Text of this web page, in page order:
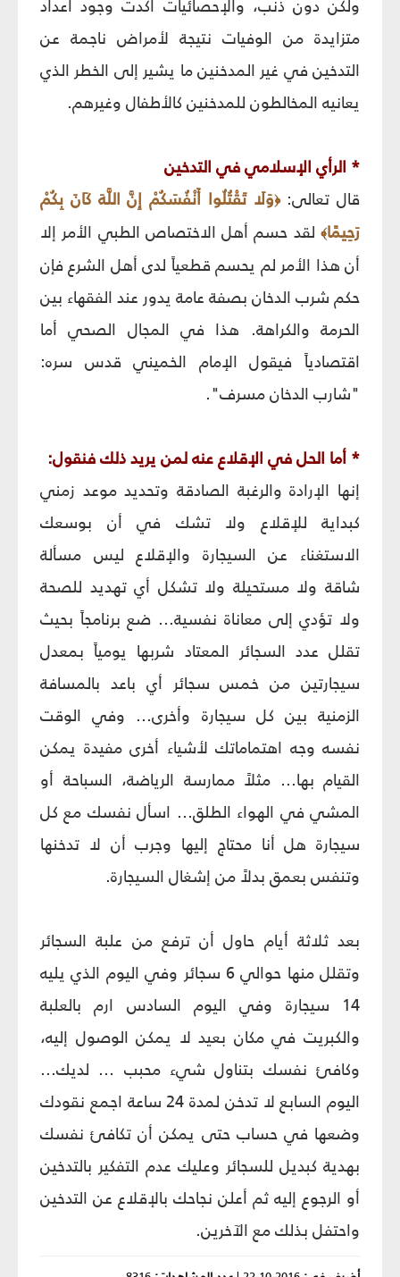
ولكن دون ذنب، والإحصائيات أكدت وجود أعداد
متزايدة من الوفيات نتيجة لأمراض ناجمة عن
التدخين في غير المدخنين ما يشير إلى الخطر الذي
يعانيه المخالطون للمدخنين كالأطفال وغيرهم.
* الرأي الإسلامي في التدخين
قال تعالى:﴿وَلَا تَقْتُلُوا أَنْفُسَكُمْ إِنَّ اللَّهَ كَانَ بِكُمْ
رَحِيمًا﴾ لقد حسم أهل الاختصاص الطبي الأمر إلا
أن هذا الأمر لم يحسم قطعياً لدى أهل الشرع فإن
حكم شرب الدخان بصفة عامة يدور عند الفقهاء بين
الحرمة والكراهة. هذا في المجال الصحي أما
اقتصادياً فيقول الإمام الخميني قدس سره:
"شارب الدخان مسرف".
* أما الحل في الإقلاع عنه لمن يريد ذلك فنقول:
إنها الإرادة والرغبة الصادقة وتحديد موعد زمني
كبداية للإقلاع ولا تشك في أن بوسعك
الاستغناء عن السيجارة والإقلاع ليس مسألة
شاقة ولا مستحيلة ولا تشكل أي تهديد للصحة
ولا تؤدي إلى معاناة نفسية... ضع برنامجاً بحيث
تقلل عدد السجائر المعتاد شربها يومياً بمعدل
سيجارتين من خمس سجائر أي باعد بالمسافة
الزمنية بين كل سيجارة وأخرى... وفي الوقت
نفسه وجه اهتماماتك لأشياء أخرى مفيدة يمكن
القيام بها... مثلاً ممارسة الرياضة، السباحة أو
المشي في الهواء الطلق... اسأل نفسك مع كل
سيجارة هل أنا محتاج إليها وجرب أن لا تدخنها
وتنفس بعمق بدلاً من إشغال السيجارة.
بعد ثلاثة أيام حاول أن ترفع من علبة السجائر
وتقلل منها حوالي 6 سجائر وفي اليوم الذي يليه
14 سيجارة وفي اليوم السادس ارم بالعلبة
والكبريت في مكان بعيد لا يمكن الوصول إليه،
وكافئ‏ نفسك بتناول شي‏ء محبب ... لديك...
اليوم السابع لا تدخن لمدة 24 ساعة اجمع نقودك
وضعها في حساب حتى يمكن أن تكافئ نفسك
بهدية كبديل للسجائر وعليك عدم التفكير بالتدخين
أو الرجوع إليه ثم أعلن نجاحك بالإقلاع عن التدخين
واحتفل بذلك مع الآخرين.